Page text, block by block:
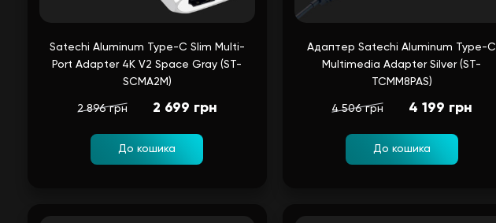
Satechi Aluminum Type-C Slim Multi-
Port Adapter 4K V2 Space Gray (ST-
SCMA2M)
2 896 грн 2 699 грн
До кошика
Адаптер Satechi Aluminum Type-C
Multimedia Adapter Silver (ST-
TCMM8PAS)
4 506 грн 4 199 грн
До кошика